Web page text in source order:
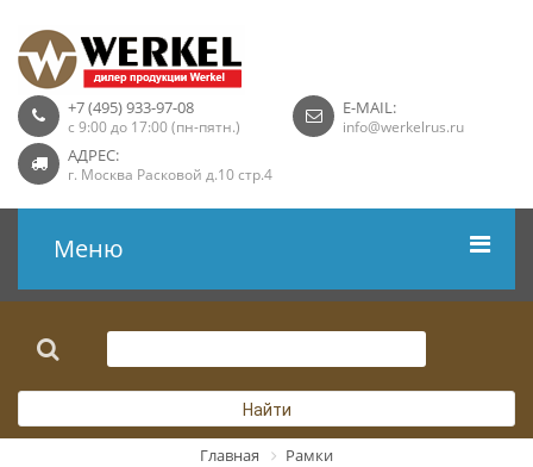
+7 (495) 933-97-08
с 9:00 до 17:00 (пн-пятн.)
E-MAIL:
info@werkelrus.ru
АДРЕС:
г. Москва Расковой д.10 стр.4
Меню
Розетки USB
Найти
Главная Рамки